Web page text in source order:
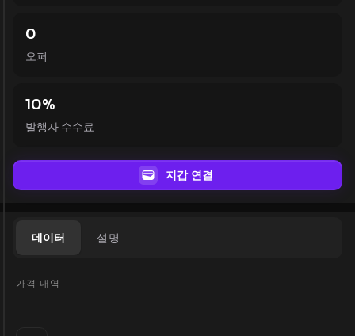
오퍼
0
발행자 수수료
10%
지갑 연결
데이터 설명
가격 내역